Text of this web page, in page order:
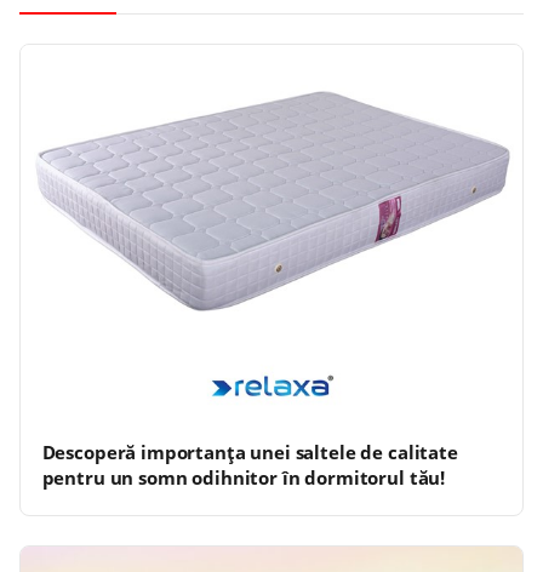
Descoperă importanța unei saltele de calitate
pentru un somn odihnitor în dormitorul tău!